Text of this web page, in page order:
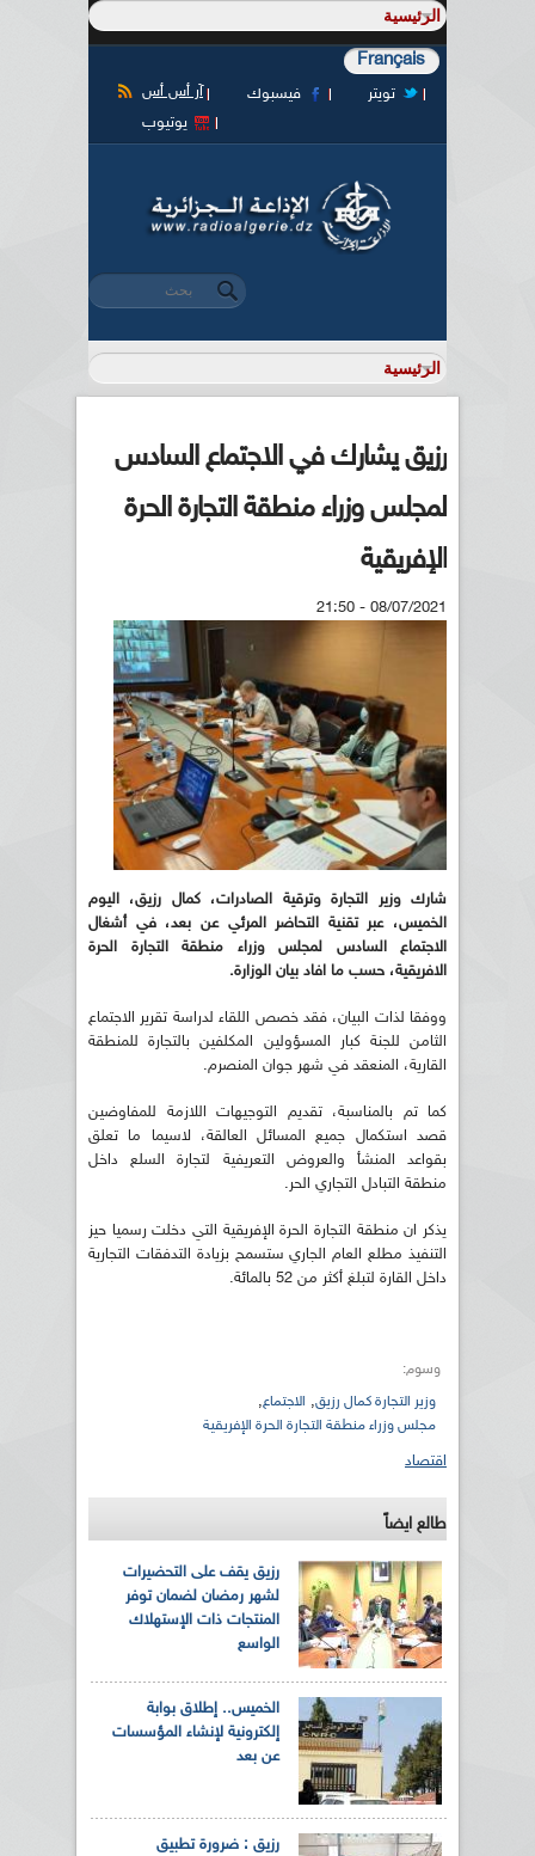
Français
آر أس أس فيسبوك
تويتر
يوتيوب
استمارة البحث
‏بحث ‏
رزيق يشارك في الاجتماع السادس
لمجلس وزراء منطقة التجارة الحرة
الإفريقية
08/07/2021 - 21:50
شارك وزير التجارة وترقية الصادرات، كمال رزيق، اليوم
الخميس، عبر تقنية التحاضر المرئي عن بعد، في أشغال
الاجتماع السادس لمجلس وزراء منطقة التجارة الحرة
الافريقية، حسب ما افاد بيان الوزارة.
ووفقا لذات البيان، فقد خصص اللقاء لدراسة تقرير الاجتماع
الثامن للجنة كبار المسؤولين المكلفين بالتجارة للمنطقة
القارية، المنعقد في شهر جوان المنصرم.
كما تم بالمناسبة، تقديم التوجيهات اللازمة للمفاوضين
قصد استكمال جميع المسائل العالقة، لاسيما ما تعلق
بقواعد المنشأ والعروض التعريفية لتجارة السلع داخل
منطقة التبادل التجاري الحر.
يذكر ان منطقة التجارة الحرة الإفريقية التي دخلت رسميا حيز
التنفيذ مطلع العام الجاري ستسمح بزيادة التدفقات التجارية
داخل القارة لتبلغ أكثر من 52 بالمائة.
وسوم:
وزير التجارة كمال رزيق, الاجتماع,
مجلس وزراء منطقة التجارة الحرة الإفريقية
اقتصاد
طالع ايضاً
رزيق يقف على التحضيرات
لشهر رمضان لضمان توفر
المنتجات ذات الإستهلاك
الواسع
الخميس.. إطلاق بوابة
إلكترونية لإنشاء المؤسسات
عن بعد
رزيق : ضرورة تطبيق